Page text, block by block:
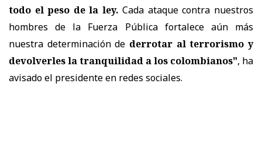
todo el peso de la ley. Cada ataque contra nuestros
hombres de la Fuerza Pública fortalece aún más
nuestra determinación de derrotar al terrorismo y
devolverles la tranquilidad a los colombianos", ha
avisado el presidente en redes sociales.